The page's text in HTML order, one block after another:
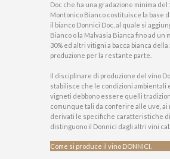
Doc che ha una gradazione minima del
Montonico Bianco costituisce la base
il bianco Donnici Doc, al quale si
Bianco o la Malvasia Bianca fino ad un
30% ed altri vitigni a bacca bianca della
produzione per la restante parte.
Il disciplinare di produzione del vino
stabilisce che le condizioni ambientali
vigneti debbono essere quelli
comunque tali da conferire alle uve, ai
derivati le specifiche caratteristiche
distinguono il Donnici dagli altri vini
Come si produce il vino DONNICI.